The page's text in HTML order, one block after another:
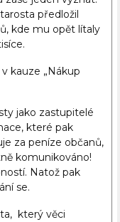
předložil
kde mu opět lítaly
kauze „Nákup
jako zastupitelé
které pak
za peníze občanů,
komunikováno!
Natož pak
se.
který věci